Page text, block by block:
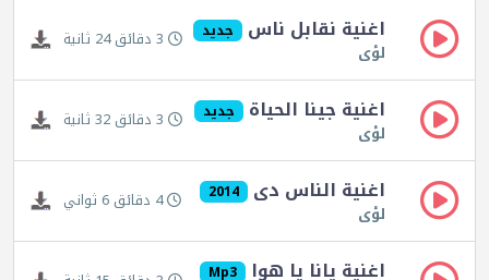
اغنية نقابل ناس جديد
لؤى 3 دقائق 24 ثانية
اغنية جينا الحياة جديد
لؤى 3 دقائق 32 ثانية
اغنية الناس دى 2014
لؤى 4 دقائق 6 ثواني
اغنية يانا يا هوا Mp3